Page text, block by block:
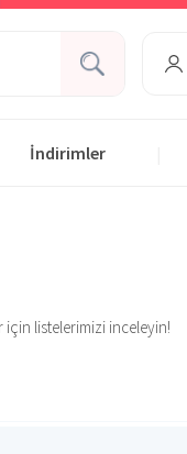
İndirimler
için listelerimizi inceleyin!